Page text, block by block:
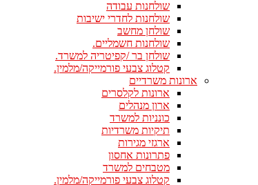
שולחנות עבודה
שולחנות לחדרי ישיבות
שולחן מחשב
שולחנות חשמליים.
שולחן בר /קפיטריה למשרד.
קטלוג צבעי פורמייקה/מלמין.
ארונות משרדיים
ארונות לקלסרים
ארון מנהלים
כונניות למשרד
תיקיות משרדיות
ארגזי מגירות
פתרונות אחסון
מטבחים למשרד
קטלוג צבעי פורמייקה/מלמין.